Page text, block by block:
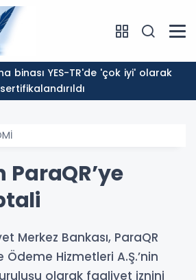
sertifikalandırıldı
ParaQR’ye
Merkez Bankası, ParaQR
Ödeme Hizmetleri A.Ş.’nin
olarak faaliyet iznini